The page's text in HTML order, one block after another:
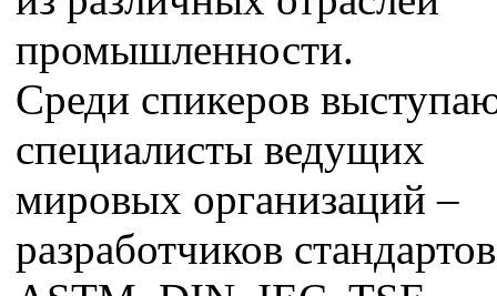
промышленности.
Среди спикеров
специалисты ведущих
мировых организаций –
разработчиков